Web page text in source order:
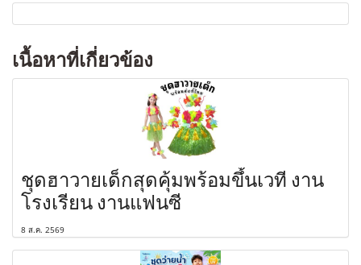
เนื้อหาที่เกี่ยวข้อง
ชุดฮาวายเด็กสุดคุ้มพร้อมขึ้นเวที งาน
โรงเรียน งานแฟนซี
8 ส.ค. 2569